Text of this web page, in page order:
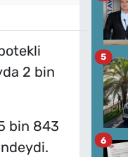
2 bin
bin 843
5
6